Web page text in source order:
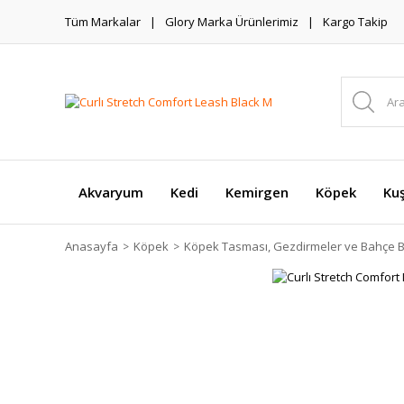
Tüm Markalar Glory Marka Ürünlerimiz Kargo Takip
Akvaryum Kedi Kemirgen Köpek
Anasayfa Köpek Köpek Tasması, Gezdirmeler ve Bahçe